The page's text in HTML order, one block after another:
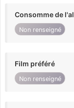
Consomme de
Non renseigné
Film préféré
Non renseigné